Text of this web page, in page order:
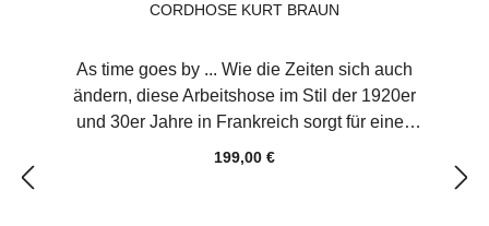
CORDHOSE KURT BRAUN
As time goes by ... Wie die Zeiten sich auch
ändern, diese Arbeitshose im Stil der 1920er
und 30er Jahre in Frankreich sorgt für einen
klassischen Look ohne Wenn und Aber. Zwei
199,00 €